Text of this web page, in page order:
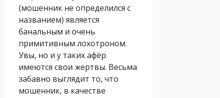
(мошенник не определился с
названием) является
банальным и очень
примитивным лохотроном.
Увы, но и у таких афёр
имеются свои жертвы. Весьма
забавно выглядит то, что
мошенник, в качестве